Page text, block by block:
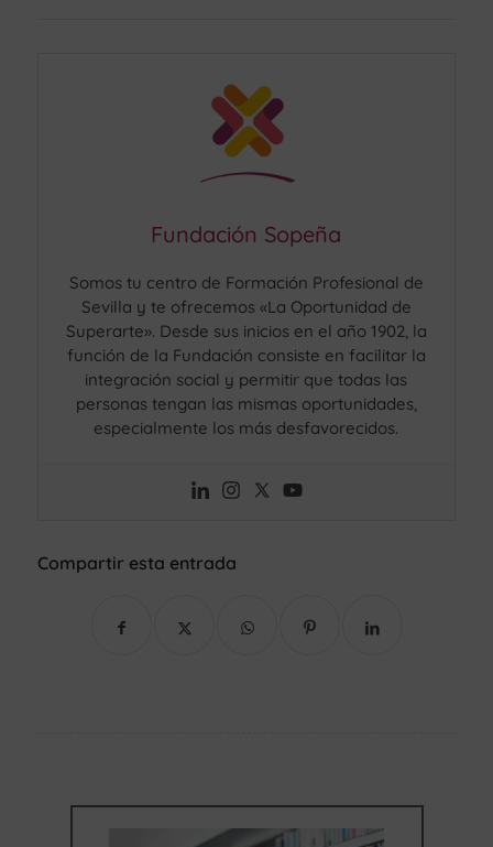
Fundación Sopeña
Somos tu centro de Formación Profesional de
Sevilla y te ofrecemos «La Oportunidad de
Superarte». Desde sus inicios en el año 1902, la
función de la Fundación consiste en facilitar la
integración social y permitir que todas las
personas tengan las mismas oportunidades,
especialmente los más desfavorecidos.
Compartir esta entrada